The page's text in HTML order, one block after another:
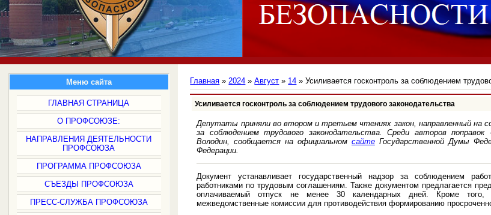
Меню сайта
ГЛАВНАЯ СТРАНИЦА
О ПРОФСОЮЗЕ:
НАПРАВЛЕНИЯ ДЕЯТЕЛЬНОСТИ
ПРОФСОЮЗА
ПРОГРАММА ПРОФСОЮЗА
СЪЕЗДЫ ПРОФСОЮЗА
ПРЕСС-СЛУЖБА ПРОФСОЮЗА
Главная »2024 » Август » 14 » Усиливается госконтроль за соблюдением
Усиливается госконтроль за соблюдением трудового законодательства
Депутаты приняли во втором и третьем чтениях закон, направленный на
за соблюдением трудового законодательства. Среди авторов
Володин, сообщается на официальном сайтеГосударственной Думы
Федерации.
Документ устанавливает государственный надзор за соблюдением
работниками по трудовым соглашениям. Также документом предлагается
оплачиваемый отпуск не менее 30 календарных дней. Кроме того,
межведомственные комиссии для противодействия формированию